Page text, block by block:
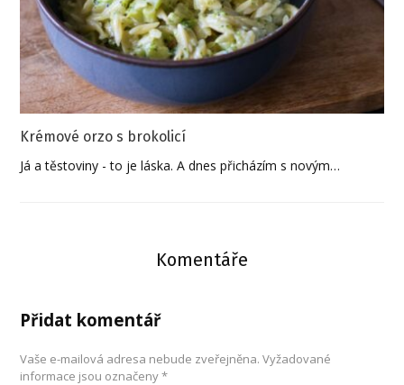
Krémové orzo s brokolicí
Já a těstoviny - to je láska. A dnes přicházím s novým…
Komentáře
Přidat komentář
Vaše e-mailová adresa nebude zveřejněna. Vyžadované
informace jsou označeny*